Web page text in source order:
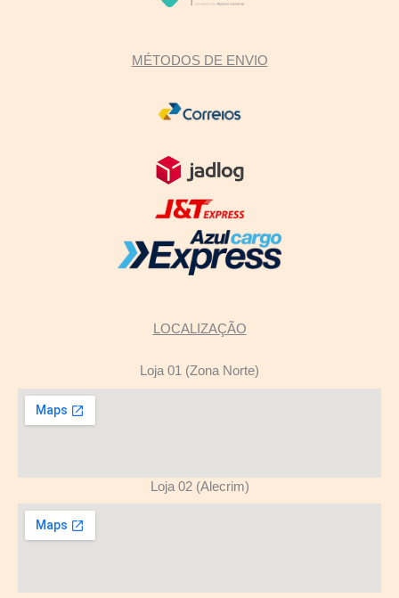
MÉTODOS DE ENVIO
LOCALIZAÇÃO
Loja 01 (Zona Norte)
Loja 02 (Alecrim)